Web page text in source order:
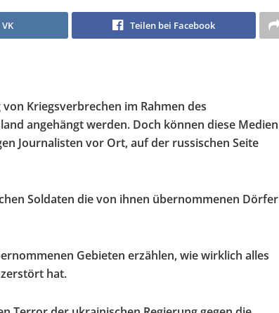
Teilen bei Facebook
Kriegsverbrechen im Rahmen des
angehängt werden. Doch können diese Medien
Journalisten vor Ort, auf der russischen Seite
Soldaten die von ihnen übernommenen Dörfer
Gebieten erzählen, wie wirklich alles
hat.